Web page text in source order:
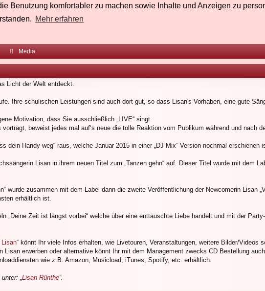
Benutzung komfortabler zu machen sowie Inhalte und Anzeigen zu
Mehr erfahren
Media
Licht der Welt entdeckt.
Ihre schulischen Leistungen sind auch dort gut, so dass Lisan's Vorhaben, eine gute
Motivation, dass Sie ausschließlich „LIVE“ singt.
beweist jedes mal auf‘s neue die tolle Reaktion vom Publikum während und nach
dein Handy weg“ raus, welche Januar 2015 in einer „DJ-Mix“-Version nochmal erschienen
Lisan in ihrem neuen Titel zum „Tanzen gehn“ auf. Dieser Titel wurde mit dem
wurde zusammen mit dem Label dann die zweite Veröffentlichung der Newcomerin Lisan
erhältlich ist.
„Deine Zeit ist längst vorbei“ welche über eine enttäuschte Liebe handelt und mit der
Lisan“ könnt Ihr viele Infos erhalten, wie Livetouren, Veranstaltungen, weitere Bilder/Videos
Lisan erwerben oder alternative könnt Ihr mit dem Management zwecks CD Bestellung auch
wie z.B. Amazon, Musicload, iTunes, Spotify, etc. erhältlich.
„Lisan Rünthe“.